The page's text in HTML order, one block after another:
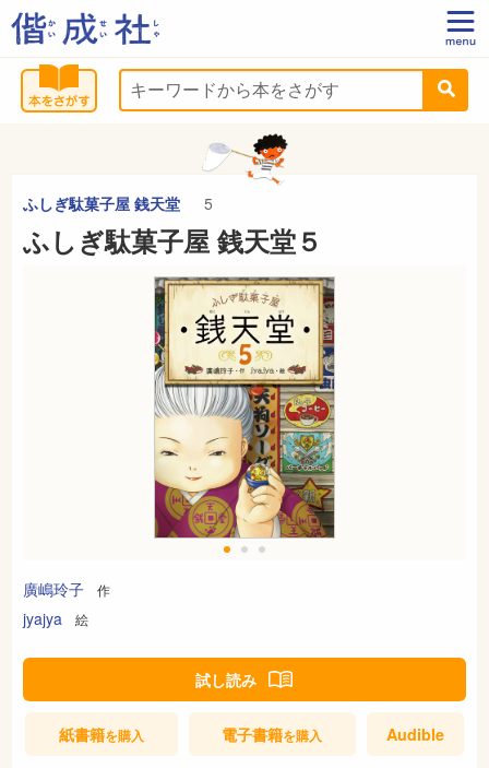
ふしぎ駄菓子屋 銭天堂 5
ふしぎ駄菓子屋 銭天堂５
廣嶋玲子 作
jyajya 絵
試し読み
紙書籍を購入 電子書籍を購入 Audible